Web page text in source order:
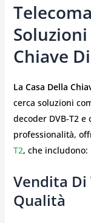
Soluzioni
Chiave
La Casa Della
cerca soluzioni
decoder DVB-T2
professionalità,
T2, che includono:
Vendita
Qualità